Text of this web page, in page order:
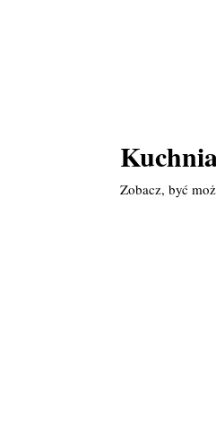
Zobacz, być